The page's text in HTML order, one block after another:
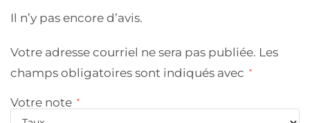
Il n’y pas encore d’avis.
Votre adresse courriel ne sera pas publiée. Les
champs obligatoires sont indiqués avec
*
Votre note *